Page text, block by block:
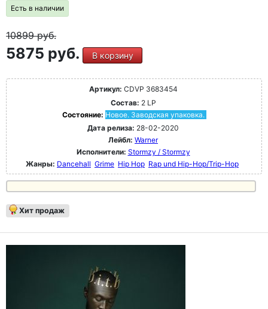
Есть в наличии
10899руб.
5875 руб. В корзину
Артикул: CDVP 3683454
Состав: 2 LP
Состояние: Новое. Заводская упаковка.
Дата релиза: 28-02-2020
Лейбл: Warner
Исполнители: Stormzy / Stormzy
Жанры: Dancehall Grime Hip Hop Rap und Hip-Hop/Trip-Hop
Хит продаж